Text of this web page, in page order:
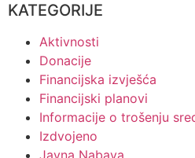
KATEGORIJE
Aktivnosti
Donacije
Financijska izvješća
Financijski planovi
Informacije o trošenju
Izdvojeno